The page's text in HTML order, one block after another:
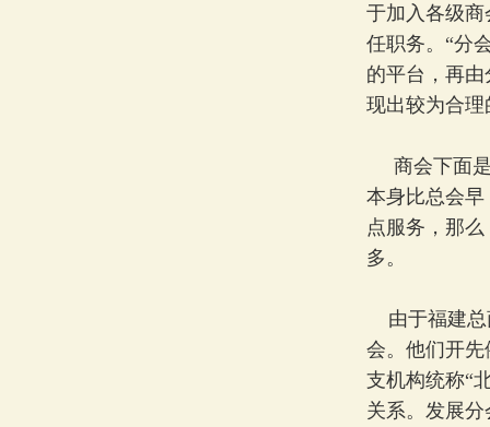
于加入各级
任职务。“分
的平台，再
现出较为合
商会下面是
本身比总会
点服务，那
多。
由于福建总
会。他们开先
支机构统称“
关系。发展